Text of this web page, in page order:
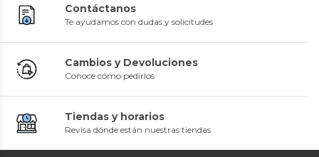
Contáctanos
Te ayudamos con dudas y solicitudes
Cambios y Devoluciones
Conoce cómo pedirlos
Tiendas y horarios
Revisa dónde están nuestras tiendas